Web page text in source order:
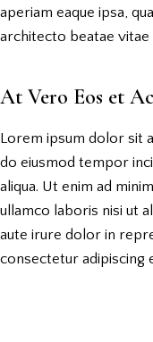
aperiam eaque ipsa,
architecto beatae vitae
At Vero Eos et
Lorem ipsum dolor sit
do eiusmod tempor
aliqua. Ut enim ad
ullamco laboris nisi ut
aute irure dolor in
consectetur adipiscing